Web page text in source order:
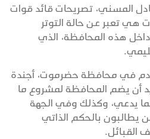
المسني، تصريحات قائد قوات
تعبر عن حالة التوتر
داخل هذه المحافظة، الذي
في محافظة حضرموت، أجندة
أن يضم المحافظة لمشروع ما
يدعي، وكذلك وفي الجهة
يطالبون بالحكم الذاتي
القبائل.